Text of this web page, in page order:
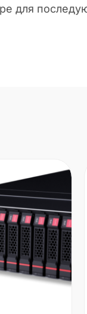
для